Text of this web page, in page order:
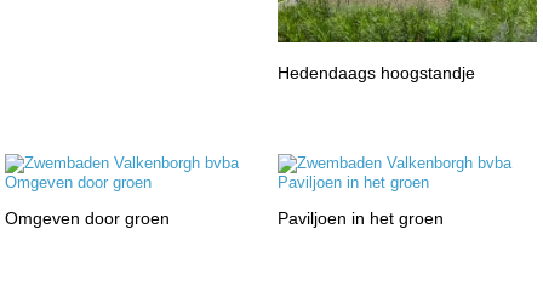
Hedendaags hoogstandje
Omgeven door groen Paviljoen in het groen